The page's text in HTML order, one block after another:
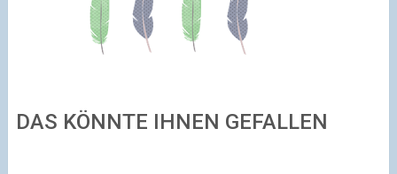
DAS KÖNNTE IHNEN GEFALLEN